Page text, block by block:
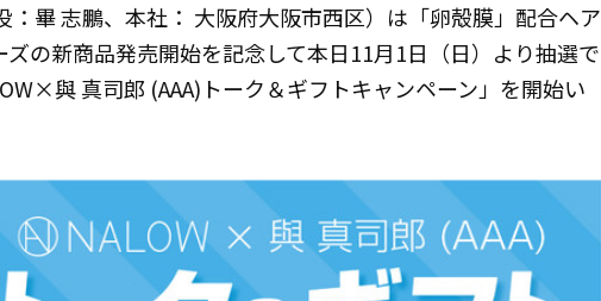
：畢 志鵬、本社： 大阪府大阪市西区）は「卵殻膜」配合ヘア
ズの新商品発売開始を記念して本日11月1日（日）より抽選で
與 真司郎 (AAA)トーク＆ギフトキャンペーン」を開始い